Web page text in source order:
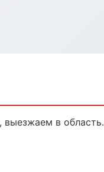
выезжаем в область.